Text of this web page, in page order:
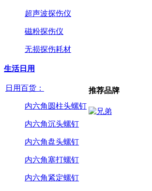
超声波探伤仪
磁粉探伤仪
无损探伤耗材
生活日用
日用百货：
内六角圆柱头螺钉
内六角沉头螺钉
内六角盘头螺钉
内六角塞打螺钉
内六角紧定螺钉
推荐品牌